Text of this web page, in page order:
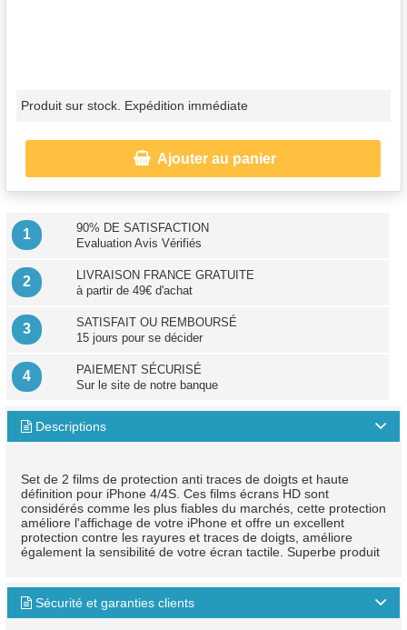
Produit sur stock. Expédition immédiate
Ajouter au panier
1
90% DE SATISFACTION
Evaluation Avis Vérifiés
2
LIVRAISON FRANCE GRATUITE
à partir de 49€ d'achat
3
SATISFAIT OU REMBOURSÉ
15 jours pour se décider
4
PAIEMENT SÉCURISÉ
Sur le site de notre banque
Descriptions
Set de 2 films de protection anti traces de doigts et haute
définition pour iPhone 4/4S. Ces films écrans HD sont
considérés comme les plus fiables du marchés, cette protection
améliore l'affichage de votre iPhone et offre un excellent
protection contre les rayures et traces de doigts, améliore
également la sensibilité de votre écran tactile. Superbe produit
Sécurité et garanties clients